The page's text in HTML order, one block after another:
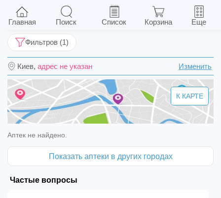
Пустышка Canpol Lovi силиконовая
динамическая 3-6 мес., арт. 22/804, 2 шт.
Киев, адрес не указан Изменить
Фильтров (1)
К КАРТЕ
Аптек не найдено.
Показать аптеки в других городах
Частые вопросы
Главная Поиск Список Корзина Еще